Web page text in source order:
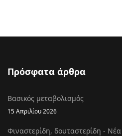
Πρόσφατα άρθρα
Βασικός μεταβολισμός
15 Απριλίου 2026
Φιναστερίδη, δουταστερίδη -